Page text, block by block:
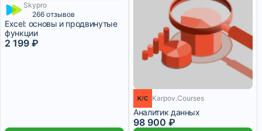
1 месяцSkypro
266 отзывов
Excel: основы и продвинутые
функции
2 199 ₽
6 месяцев
Karpov.Courses
Аналитик данных
98 900 ₽